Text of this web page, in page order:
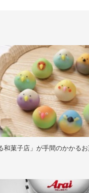
和菓子店」が手間のかかる